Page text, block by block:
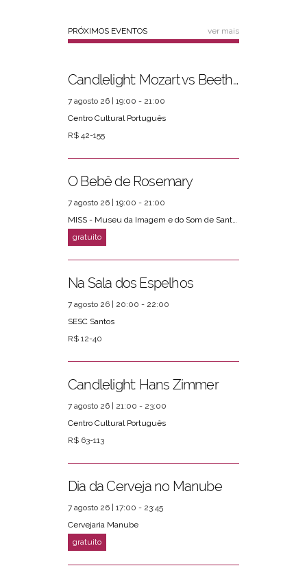
PRÓXIMOS EVENTOS ver mais
Candlelight: Mozart vs Beethoven
7 agosto 26 | 19:00 - 21:00
Centro Cultural Português
R$ 42-155
O Bebê de Rosemary
7 agosto 26 | 19:00 - 21:00
MISS - Museu da Imagem e do Som de Santos
Na Sala dos Espelhos
7 agosto 26 | 20:00 - 22:00
SESC Santos
R$ 12-40
Candlelight: Hans Zimmer
7 agosto 26 | 21:00 - 23:00
Centro Cultural Português
R$ 63-113
Dia da Cerveja no Manube
7 agosto 26 | 17:00 - 23:45
Cervejaria Manube